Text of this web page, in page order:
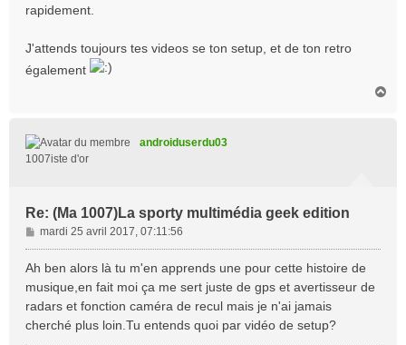
rapidement.
J'attends toujours tes videos se ton setup, et de ton retro
également
androiduserdu03
1007iste d'or
Re: (Ma 1007)La sporty multimédia geek edition
M
e
s
g
e
mardi 25 avril 2017, 07:11:56
Ah ben alors là tu m'en apprends une pour cette histoire de
musique,en fait moi ça me sert juste de gps et avertisseur de
radars et fonction caméra de recul mais je n'ai jamais
cherché plus loin.Tu entends quoi par vidéo de setup?